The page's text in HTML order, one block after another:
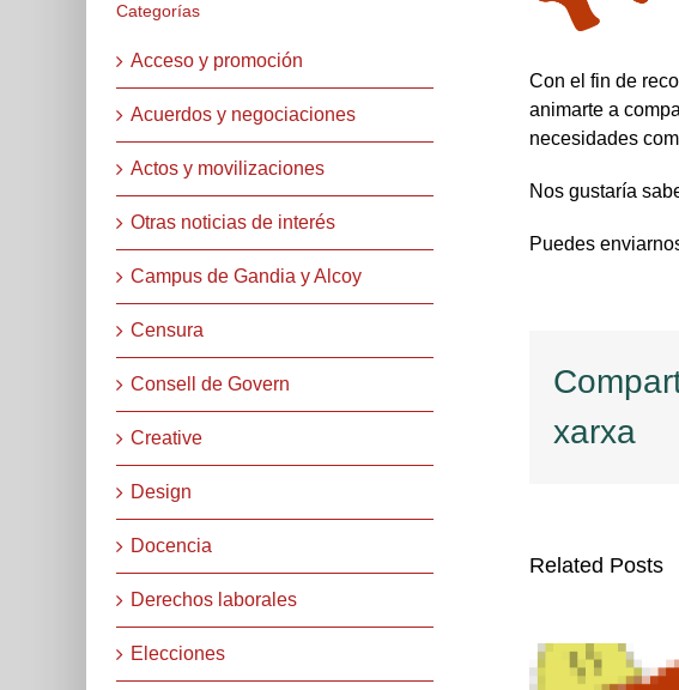
Con el fin de
animarte a
necesidades
Nos gustaría
Puedes
xarxa
Related Posts
Categorías
Acceso y promoción
Acuerdos y negociaciones
Actos y movilizaciones
Otras noticias de interés
Campus de Gandia y Alcoy
Censura
Consell de Govern
Creative
Design
Docencia
Derechos laborales
Elecciones